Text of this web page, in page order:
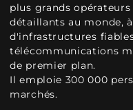
plus grands
détaillants au monde,
d'infrastructures
télécommunications
de premier plan.
Il emploie 300 000
marchés.